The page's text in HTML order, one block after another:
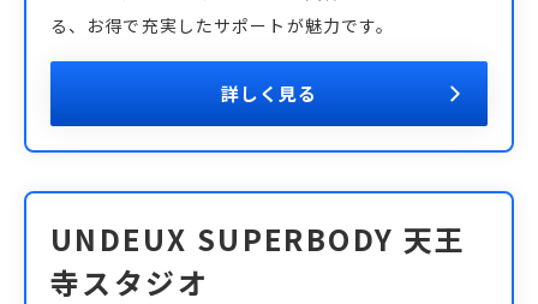
る、お得で充実したサポートが魅力です。
詳しく見る
UNDEUX SUPERBODY 天王
寺スタジオ